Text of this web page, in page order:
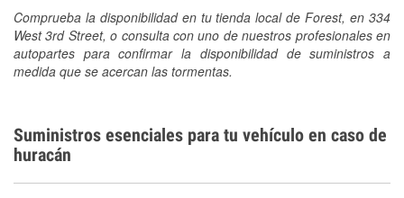
Comprueba la disponibilidad en tu tienda local de Forest, en 334
West 3rd Street, o consulta con uno de nuestros profesionales en
autopartes para confirmar la disponibilidad de suministros a
medida que se acercan las tormentas.
Suministros esenciales para tu vehículo en caso de
huracán